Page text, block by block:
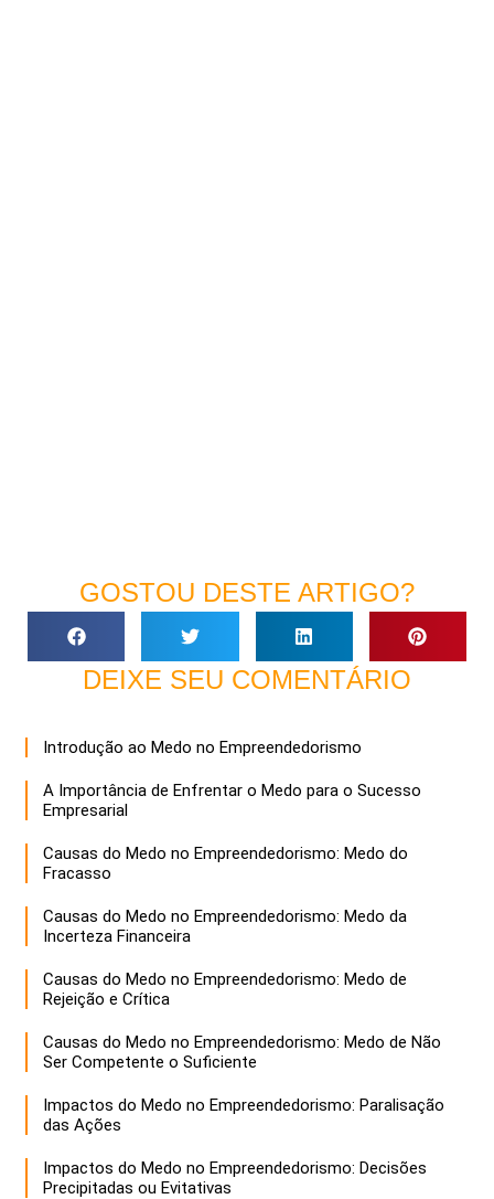
GOSTOU DESTE ARTIGO?
DEIXE SEU COMENTÁRIO
Introdução ao Medo no Empreendedorismo
A Importância de Enfrentar o Medo para o Sucesso
Empresarial
Causas do Medo no Empreendedorismo: Medo do
Fracasso
Causas do Medo no Empreendedorismo: Medo da
Incerteza Financeira
Causas do Medo no Empreendedorismo: Medo de
Rejeição e Crítica
Causas do Medo no Empreendedorismo: Medo de Não
Ser Competente o Suficiente
Impactos do Medo no Empreendedorismo: Paralisação
das Ações
Impactos do Medo no Empreendedorismo: Decisões
Precipitadas ou Evitativas